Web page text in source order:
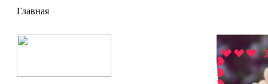
Главная